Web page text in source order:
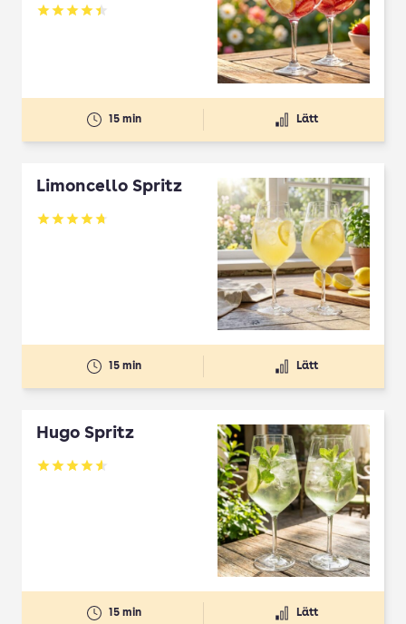
Betyg: 4.45 av 5
15 min Lätt
Limoncello Spritz
Betyg: 4.7 av 5
15 min Lätt
Hugo Spritz
Betyg: 4.61 av 5
15 min Lätt